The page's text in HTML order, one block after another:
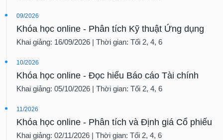
09/2026
Khóa học online - Phân tích Kỹ thuật Ứng dụng
Khai giảng: 16/09/2026 | Thời gian: Tối 2, 4, 6
10/2026
Khóa học online - Đọc hiểu Báo cáo Tài chính
Khai giảng: 05/10/2026 | Thời gian: Tối 2, 4, 6
11/2026
Khóa học online - Phân tích và Định giá Cổ phiếu
Khai giảng: 02/11/2026 | Thời gian: Tối 2, 4, 6